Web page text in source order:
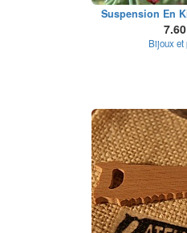
Suspension En
Bijoux et